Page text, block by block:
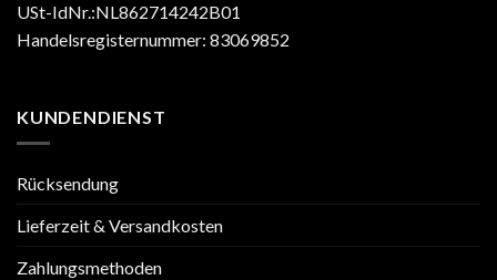
USt-IdNr.:NL862714242B01
Handelsregisternummer: 83069852
KUNDENDIENST
Rücksendung
Lieferzeit & Versandkosten
Zahlungsmethoden